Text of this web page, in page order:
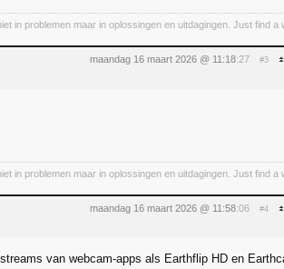
in problemen maar in oplossingen en uitdagingen. Just find a
maandag 16 maart 2026 @ 11:18:27 #3
in problemen maar in oplossingen en uitdagingen. Just find a
maandag 16 maart 2026 @ 11:58:06 #4
van webcam-apps als Earthflip HD en